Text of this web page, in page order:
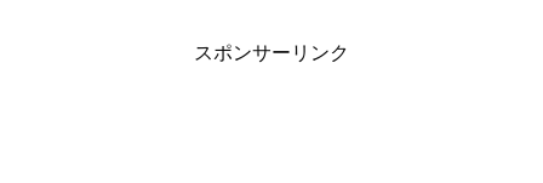
スポンサーリンク